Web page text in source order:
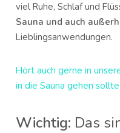
viel Ruhe, Schlaf und
Sauna und auch
Lieblingsanwendungen.
Hört auch gerne in
in die Sauna gehen sollte.
Wichtig: Das